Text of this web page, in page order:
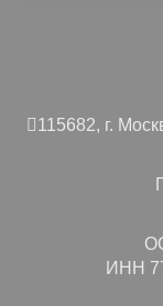
115682, г.
ИНН